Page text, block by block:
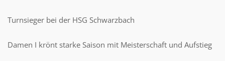
Turnsieger bei der HSG Schwarzbach
Damen I krönt starke Saison mit Meisterschaft und Aufstieg